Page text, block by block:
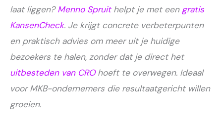
laat liggen?Menno Spruithelpt je met een gratis
KansenCheck. Je krijgt concrete verbeterpunten
en praktisch advies om meer uit je huidige
bezoekers te halen, zonder dat je direct het
uitbesteden van CROhoeft te overwegen. Ideaal
voor MKB-ondernemers die resultaatgericht willen
groeien.